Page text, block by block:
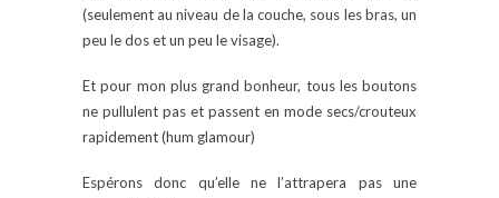
(seulement au niveau de la couche, sous les bras, un
peu le dos et un peu le visage).
Et pour mon plus grand bonheur, tous les boutons
ne pullulent pas et passent en mode secs/crouteux
rapidement (hum glamour)
Espérons donc qu’elle ne l’attrapera pas une